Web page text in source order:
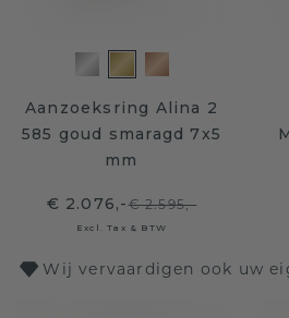
Aanzoeksring Alina 2
585 goud smaragd 7x5
mm
€ 2.076,-€ 2.595,-
Excl. Tax & BTW
Wij vervaardigen ook uw